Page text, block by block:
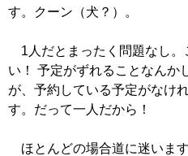
す。クーン（犬？）。
1人だとまったく問題なし。
い！ 予定がずれることなんか
が、予約している予定がなけ
す。だって一人だから！
ほとんどの場合道に迷いま